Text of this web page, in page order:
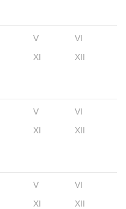
V
VI
XI XII
V
VI
XI XII
V
VI
XI XII